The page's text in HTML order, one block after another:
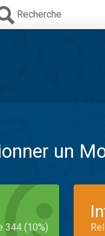
Recherche
un
344 (10%)